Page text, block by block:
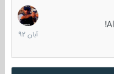
22
آبان
1392